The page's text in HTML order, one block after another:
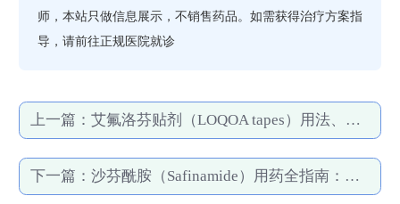
师，本站只做信息展示，不销售药品。如需获得治疗方案指
导，请前往正规医院就诊
上一篇： 艾氟洛芬贴剂（LOQOA tapes）用法、副作用全攻略
下一篇： 沙芬酰胺（Safinamide）用药全指南：从适应症到副作用，专家逐一拆解